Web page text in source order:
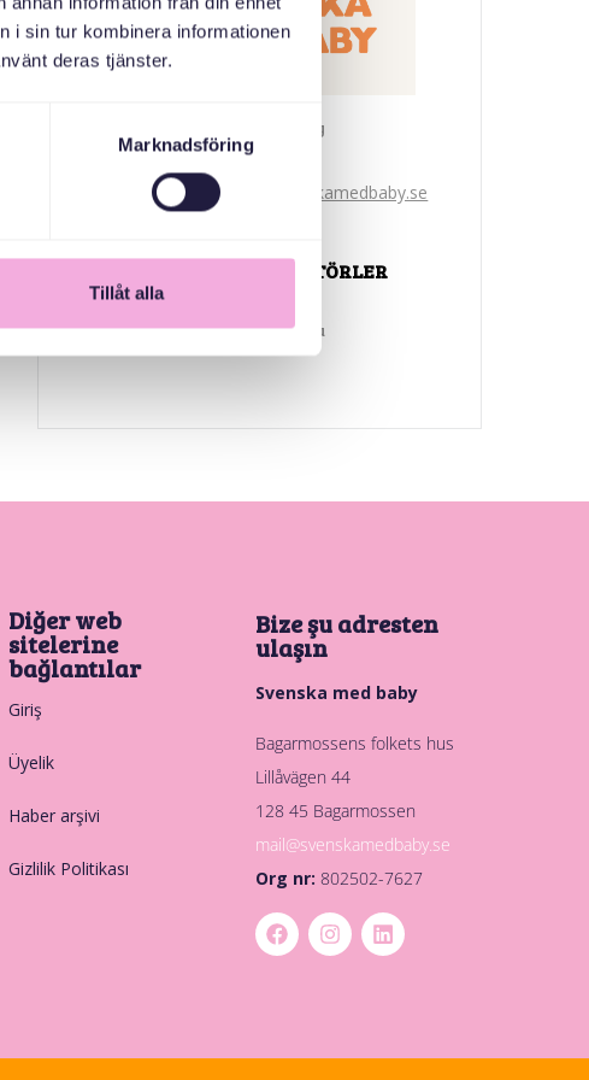
i sin tur kombinera informationen
deras tjänster.
Marknadsföring
Tillåt alla
Svenska med baby
bokningen@svenskamedbaby.se
ORTAK ORGANIZATÖRLER
Ulusal Miras Fonu
Diğer web
sitelerine
bağlantılar
Giriş
Üyelik
Haber arşivi
Gizlilik Politikası
Bize şu adresten
ulaşın
Svenska med baby
Bagarmossens folkets hus
Lillåvägen 44
128 45 Bagarmossen
mail@svenskamedbaby.se
Org nr: 802502-7627